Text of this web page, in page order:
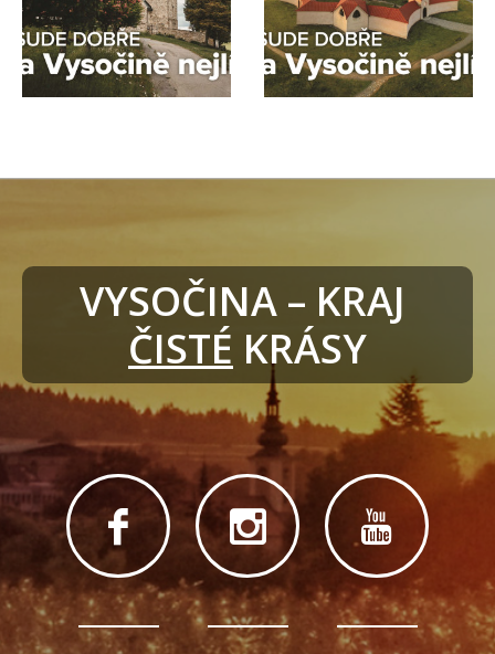
VYSOČINA – KRAJ
ČISTÉ KRÁSY